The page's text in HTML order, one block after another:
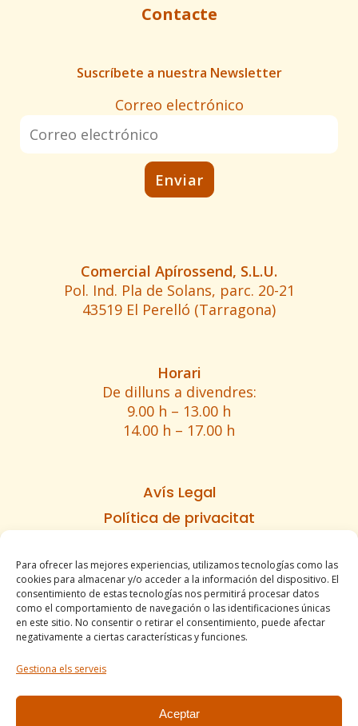
Para ofrecer las mejores experiencias, utilizamos tecnologías como las
cookies para almacenar y/o acceder a la información del dispositivo. El
consentimiento de estas tecnologías nos permitirá procesar datos
como el comportamiento de navegación o las identificaciones únicas
en este sitio. No consentir o retirar el consentimiento, puede afectar
negativamente a ciertas características y funciones.
Gestiona els serveis
Aceptar
Contacte
Suscríbete a nuestra Newsletter
Correo electrónico
Comercial Apírossend, S.L.U.
Pol. Ind. Pla de Solans, parc. 20-21
43519 El Perelló (Tarragona)
Horari
De dilluns a divendres:
9.00 h – 13.00 h
14.00 h – 17.00 h
Avís Legal
Política de privacitat
Informe d’accesibilitat
Condicions de venda
Mapa del lloc
comercial@apirossend.com